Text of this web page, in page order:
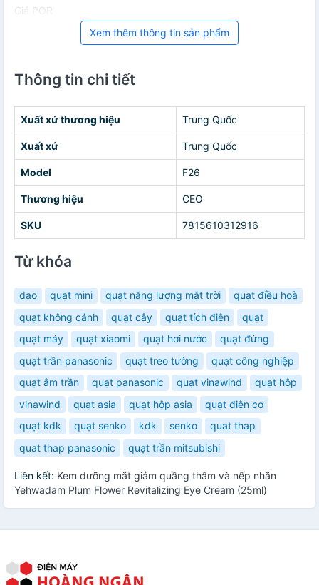
Giá POR
Xem thêm thông tin sản phẩm
Thông tin chi tiết
Xuất xứ thương hiệu Trung Quốc
Xuất xứ Trung Quốc
Model F26
Thương hiệu CEO
SKU 7815610312916
Từ khóa
dao quạt mini quạt năng lượng mặt trời
quạt điều hoà
quạt không cánh
quạt cây quạt tích điện
quạt
quạt máy
quạt xiaomi quạt hơi nước
quạt đứng
quạt trần panasonic
quạt treo tường
quạt công nghiệp
quạt âm trần
quạt panasonic quạt vinawind
quạt hộp
vinawind
quạt asia quạt hộp asia
quạt điện cơ
quạt kdk
quạt senko kdk senko
quat thap
quat thap panasonic
quạt trần mitsubishi
Liên kết: Kem dưỡng mắt giảm quầng thâm và nếp nhăn
Yehwadam Plum Flower Revitalizing Eye Cream (25ml)